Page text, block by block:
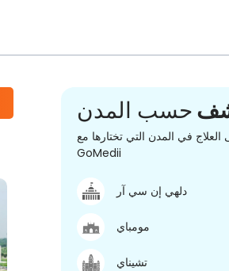
حسب المدن
في المدن التي تختارها مع
GoMedii
دلهي إن سي آر
مومباي
تشيناي